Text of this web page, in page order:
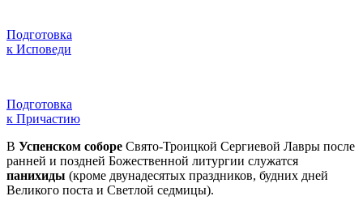
Подготовка
к Исповеди
Подготовка
к Причастию
В Успенском соборе Свято-Троицкой Сергиевой Лавры после
ранней и поздней Божественной литургии служатся
панихиды (кроме двунадесятых праздников, будних дней
Великого поста и Светлой седмицы).